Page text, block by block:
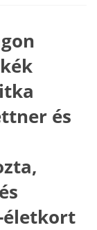
és
életkort